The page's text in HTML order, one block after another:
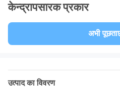
केन्द्रापसारक प्रकार
अभी
उत्पाद का विवरण